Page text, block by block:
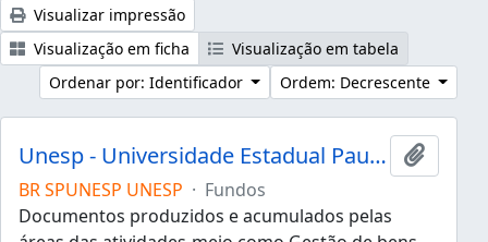
Visualizar impressão
Visualização em ficha
Visualização em tabela
Ordenar por: Identificador
Ordem: Decrescente
Unesp - Universidade Estadual Paulista "Júlio de Mesquita Filho"
BR SPUNESP UNESP · Fundos
Documentos produzidos e acumulados pelas